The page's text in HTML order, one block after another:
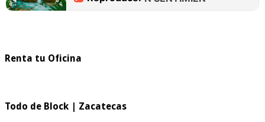
Renta tu Oficina
Todo de Block | Zacatecas